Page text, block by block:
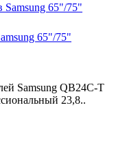
65"/75"
Samsung QB24C-T
23,8..